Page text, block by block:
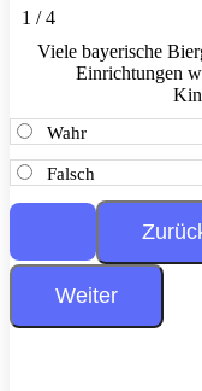
1 / 4
Viele bayerische
Einrichtungen
Wahr
Falsch